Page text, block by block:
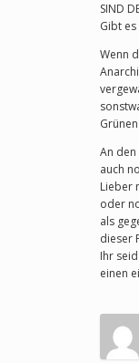
SIND
Gibt es
Wenn
An
auch
Lieber
oder
als
dieser
Ihr
einen